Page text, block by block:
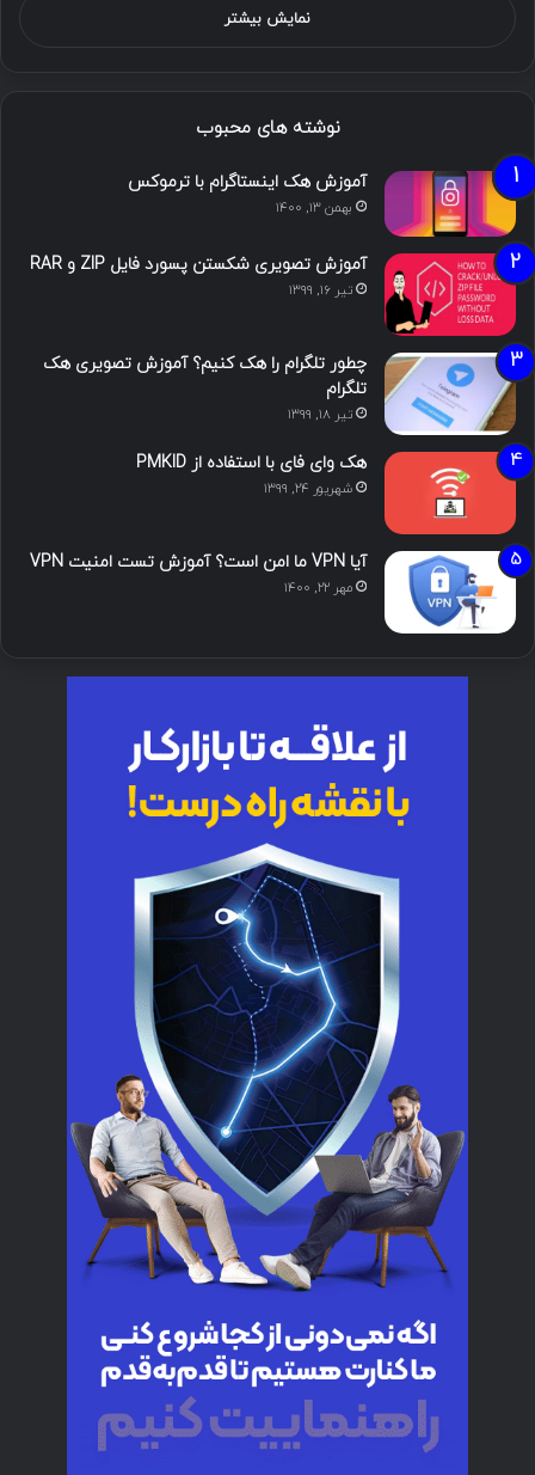
نمایش بیشتر
نوشته های محبوب
آموزش هک اینستاگرام با ترموکس
بهمن ۱۳, ۱۴۰۰
آموزش تصویری شکستن پسورد فایل ZIP و RAR
تیر ۱۶, ۱۳۹۹
چطور تلگرام را هک کنیم؟ آموزش تصویری هک
تلگرام
تیر ۱۸, ۱۳۹۹
هک وای فای با استفاده از PMKID
شهریور ۲۴, ۱۳۹۹
آیا VPN ما امن است؟ آموزش تست امنیت VPN
مهر ۲۲, ۱۴۰۰